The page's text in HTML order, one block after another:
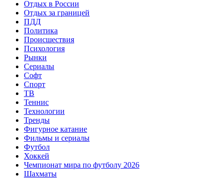
Отдых в России
Отдых за границей
ПДД
Политика
Происшествия
Психология
Рынки
Сериалы
Софт
Спорт
ТВ
Теннис
Технологии
Тренды
Фигурное катание
Фильмы и сериалы
Футбол
Хоккей
Чемпионат мира по футболу 2026
Шахматы